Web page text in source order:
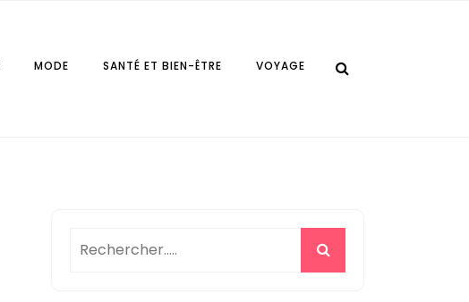
MODE SANTÉ ET BIEN-ÊTRE VOYAGE